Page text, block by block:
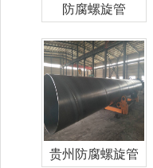
防腐螺旋管
贵州防腐螺旋管